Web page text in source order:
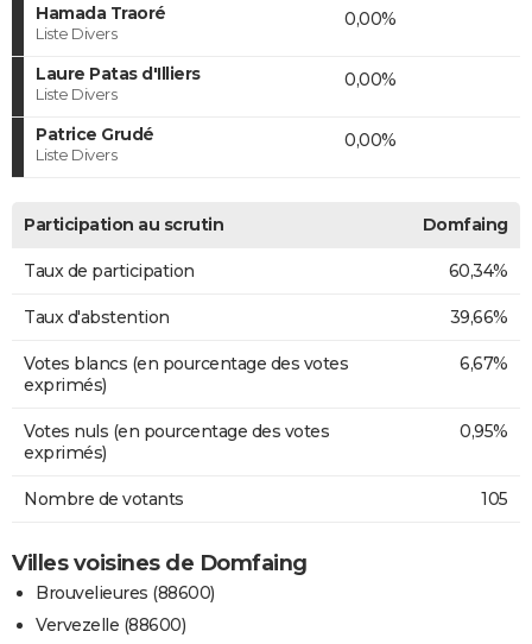
Hamada Traoré
Liste Divers
0,00%
Laure Patas d'Illiers
Liste Divers
0,00%
Patrice Grudé
Liste Divers
0,00%
Participation au scrutin Domfaing
Taux de participation 60,34%
Taux d'abstention 39,66%
Votes blancs (en pourcentage des votes
exprimés)
6,67%
Votes nuls (en pourcentage des votes
exprimés)
0,95%
Nombre de votants 105
Villes voisines de Domfaing
Brouvelieures (88600)
Vervezelle (88600)